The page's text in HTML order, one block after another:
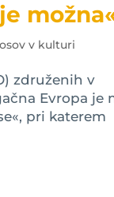
v kulturi
združenih v
Evropa je
pri katerem